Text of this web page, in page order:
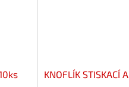
KNOFLÍK STISKACÍ